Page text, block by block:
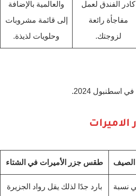
كادر الفندق لعمل
مفاجأة رائعة
لزوجتك.
والعالمية بالإضافة
إلى قائمة مشروبات
وحلويات لذيذة.
اسطنبول 2024.
طقس جزر الأميرات في الشتاء
نسبة
بارد جدًا لذلك يقل رواد الجزيرة